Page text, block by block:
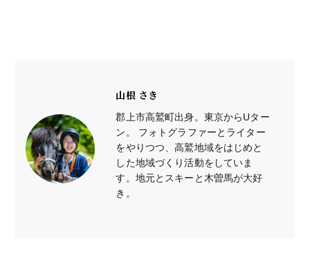
山根 さき
郡上市高鷲町出身。東京からUター
ン。 フォトグラファーとライター
をやりつつ、高鷲地域をはじめと
した地域づくり活動をしていま
す。地元とスキーと木曽馬が大好
き。